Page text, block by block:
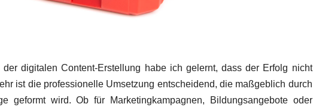
digitalen Content-Erstellung habe ich gelernt, dass der Erfolg nicht
ist die professionelle Umsetzung entscheidend, die maßgeblich durch
geformt wird. Ob für Marketingkampagnen, Bildungsangebote oder